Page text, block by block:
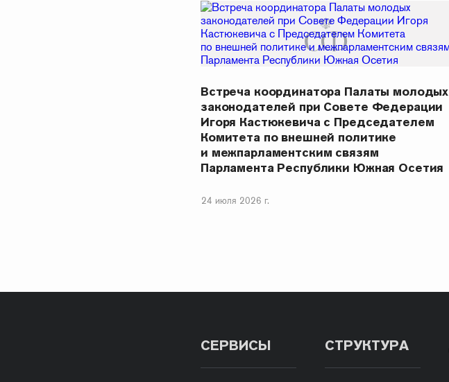
Встреча координатора Палаты молодых
законодателей при Совете Федерации
Игоря Кастюкевича с Председателем
Комитета по внешней политике
и межпарламентским связям
Парламента Республики Южная Осетия
24 июля 2026 г.
СЕРВИСЫ СТРУКТУРА